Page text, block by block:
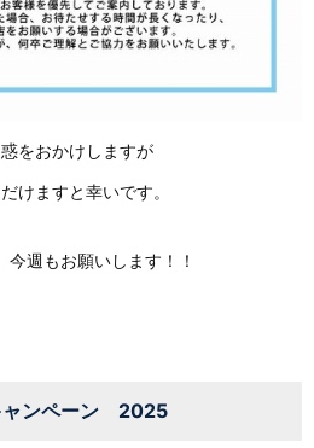
をおかけしますが
けますと幸いです。
今週もお願いします！！
ャンペーン 2025